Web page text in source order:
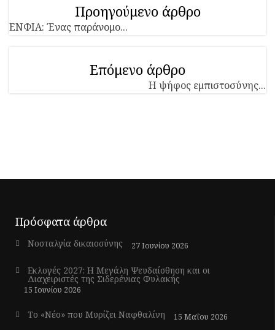
Προηγούμενο άρθρο
ΕΝΦΙΑ: Ένας παράνομο...
Επόμενο άρθρο
Η ψήφος εμπιστοσύνης...
Πρόσφατα άρθρα
Νοσταλγία δικαιοσύνης 27 Ιουνίου 2026
Εκλογές 2027: Η Μεγάλη Ψευδαίσθηση και οι
Διαχειριστές της Σιδερένιας Φυλακής
15 Ιουνίου 2026
Το «Νέο» που Μυρίζει Ναφθαλίνη 15 Μαΐου 2026